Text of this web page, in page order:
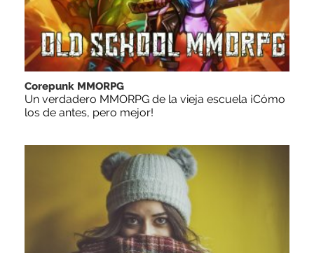
Corepunk MMORPG
Un verdadero MMORPG de la vieja escuela ¡Cómo
los de antes, pero mejor!